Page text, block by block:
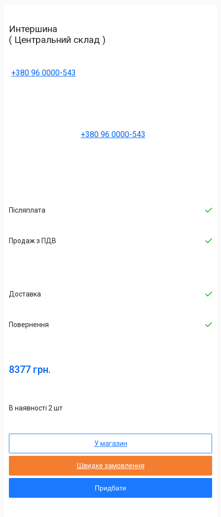
Интершина
( Центральний склад )
+380 96 0000-543
+380 96 0000-543
Післяплата
Продаж з ПДВ
Доставка
Повернення
8377 грн.
В наявності 2 шт
У магазин
Швидке замовлення
Придбати